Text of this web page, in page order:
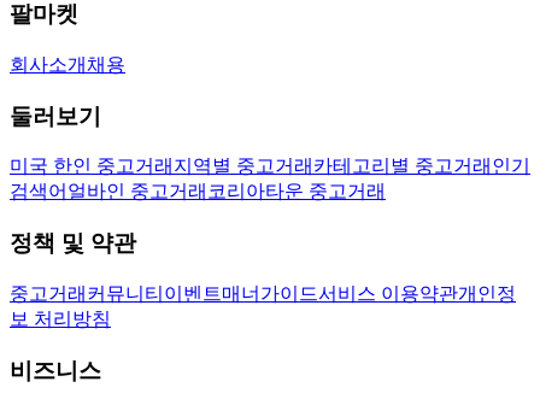
팔마켓
회사소개 채용
둘러보기
미국 한인 중고거래 지역별 중고거래 카테고리별 중고거래 인기
검색어 얼바인 중고거래 코리아타운 중고거래
정책 및 약관
중고거래 커뮤니티 이벤트매너가이드서비스 이용약관개인정
보 처리방침
비즈니스